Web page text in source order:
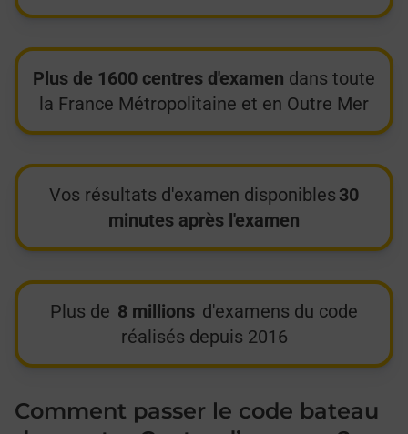
Plus de 1600 centres d'examen dans toute
la France Métropolitaine et en Outre Mer
Vos résultats d'examen disponibles 30
minutes après l'examen
Plus de 8 millions d'examens du code
réalisés depuis 2016
Comment passer le code bateau